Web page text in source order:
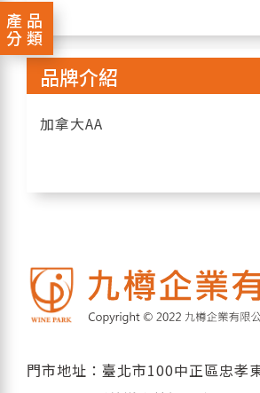
產品
分類
品牌介紹
加拿大AA
門市地址：臺北市100中正區忠孝